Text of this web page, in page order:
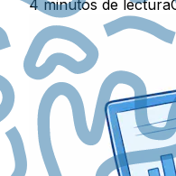
4 minutos de lectura